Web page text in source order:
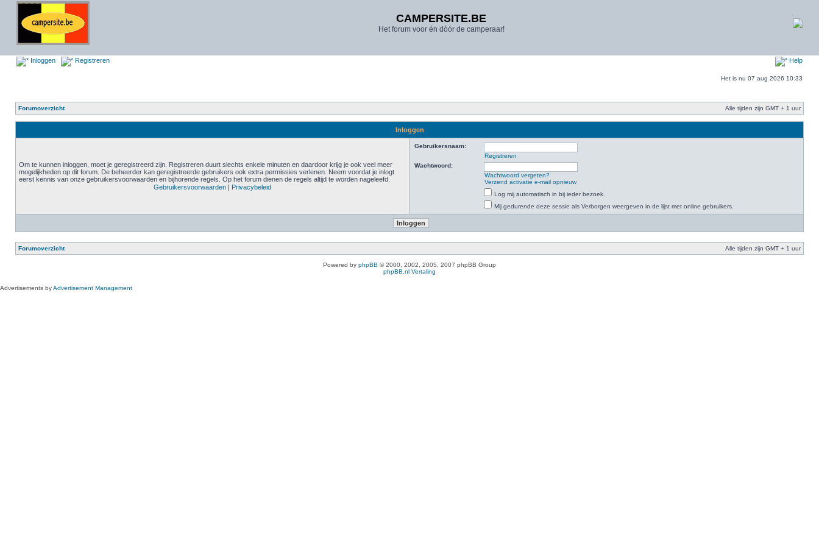
CAMPERSITE.BE
Het forum voor én dóór de camperaar!
Inloggen Registreren Help
Het is nu 07 aug 2026 10:33
Forumoverzicht Alle tijden zijn GMT + 1 uur
Inloggen
Om te kunnen inloggen, moet je geregistreerd zijn. Registreren duurt slechts enkele minuten en daardoor krijg je ook veel meer
mogelijkheden op dit forum. De beheerder kan geregistreerde gebruikers ook extra permissies verlenen. Neem voordat je inlogt
eerst kennis van onze gebruikersvoorwaarden en bijhorende regels. Op het forum dienen de regels altijd te worden nageleefd.
Gebruikersvoorwaarden | Privacybeleid
Gebruikersnaam:
Registreren
Wachtwoord:
Wachtwoord vergeten?
Verzend activatie e-mail opnieuw
Log mij automatisch in bij ieder bezoek.
Mij gedurende deze sessie als Verborgen weergeven in de lijst met online gebruikers.
Forumoverzicht Alle tijden zijn GMT + 1 uur
Powered by phpBB © 2000, 2002, 2005, 2007 phpBB Group
phpBB.nl Vertaling
Advertisements byAdvertisement Management